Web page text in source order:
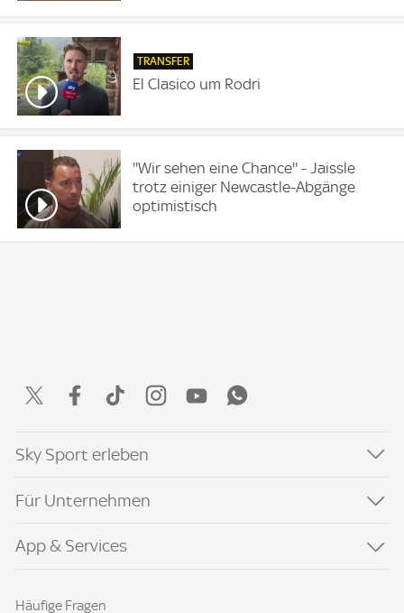
TRANSFER
El Clasico um Rodri
''Wir sehen eine Chance'' - Jaissle
trotz einiger Newcastle-Abgänge
optimistisch
Sky Sport erleben
Für Unternehmen
App & Services
Häufige Fragen